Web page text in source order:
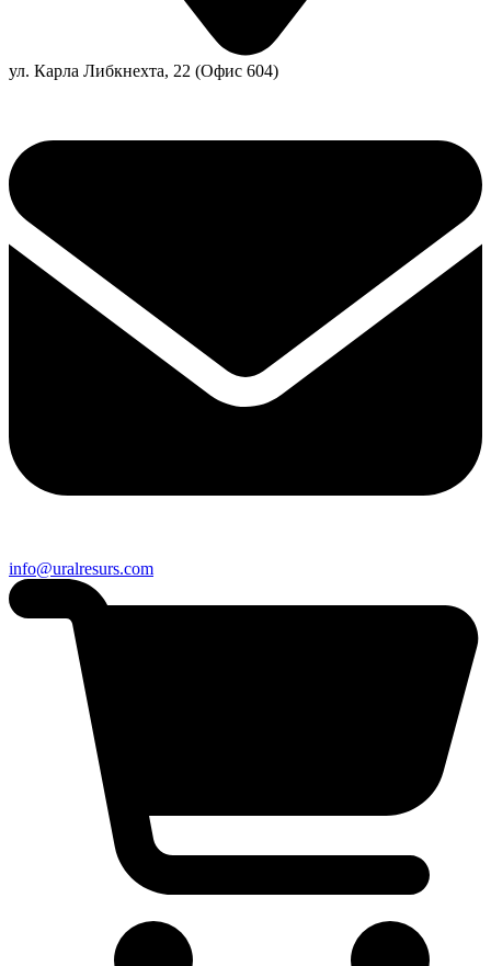
ул. Карла Либкнехта, 22 (Офис 604)
info@uralresurs.com